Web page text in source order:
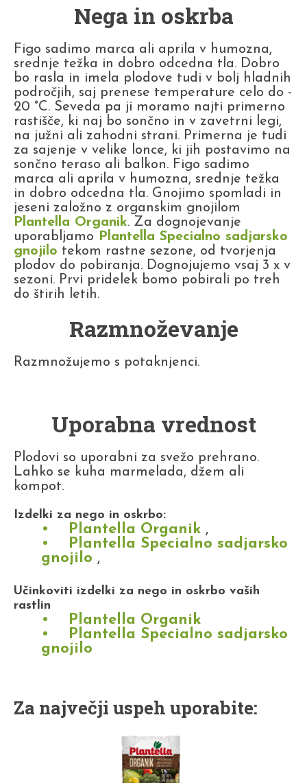
Nega in oskrba
Figo sadimo marca ali aprila v humozna,
srednje težka in dobro odcedna tla. Dobro
bo rasla in imela plodove tudi v bolj hladnih
področjih, saj prenese temperature celo do -
20 °C. Seveda pa ji moramo najti primerno
rastišče, ki naj bo sončno in v zavetrni legi,
na južni ali zahodni strani. Primerna je tudi
za sajenje v velike lonce, ki jih postavimo na
sončno teraso ali balkon. Figo sadimo
marca ali aprila v humozna, srednje težka
in dobro odcedna tla. Gnojimo spomladi in
jeseni založno z organskim gnojilom
Plantella Organik. Za dognojevanje
uporabljamo Plantella Specialno sadjarsko
gnojilo tekom rastne sezone, od tvorjenja
plodov do pobiranja. Dognojujemo vsaj 3 x v
sezoni. Prvi pridelek bomo pobirali po treh
do štirih letih.
Razmnoževanje
Razmnožujemo s potaknjenci.
Uporabna vrednost
Plodovi so uporabni za svežo prehrano.
Lahko se kuha marmelada, džem ali
kompot.
Izdelki za nego in oskrbo:
Plantella Organik ,
Plantella Specialno sadjarsko
gnojilo ,
Učinkoviti izdelki za nego in oskrbo vaših
rastlin
Plantella Organik
Plantella Specialno sadjarsko
gnojilo
Za največji uspeh uporabite: